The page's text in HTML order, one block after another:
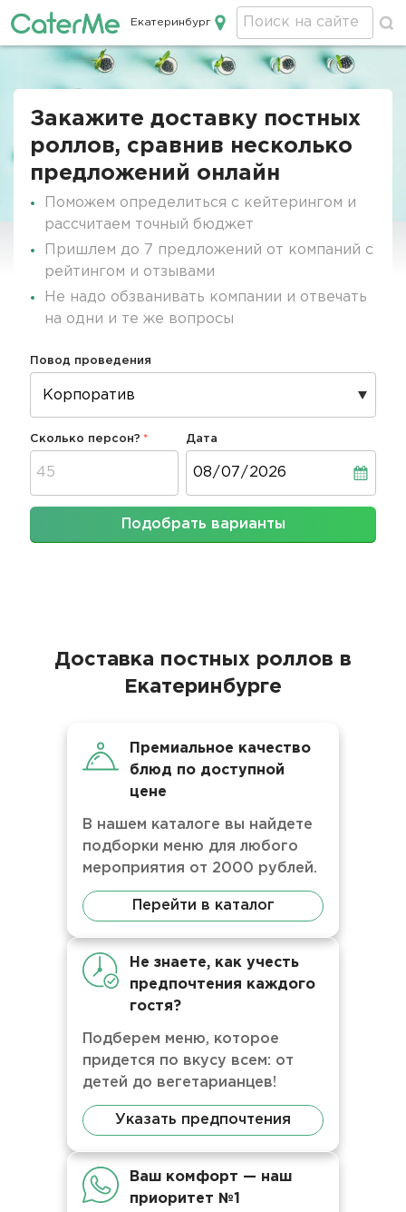
Кейтеринг в Екатеринбурге
Екатеринбург
Закажите доставку постных
роллов, сравнив несколько
предложений онлайн
Поможем определиться с кейтерингом и
рассчитаем точный бюджет
Пришлем до 7 предложений от компаний с
рейтингом и отзывами
Не надо обзванивать компании и отвечать
на одни и те же вопросы
Повод проведения
Сколько персон? Дата
Подобрать варианты
Доставка постных роллов в
Екатеринбурге
Премиальное качество
блюд по доступной
цене
В нашем каталоге вы найдете
подборки меню для любого
мероприятия от 2000 рублей.
Перейти в каталог
Не знаете, как учесть
предпочтения каждого
гостя?
Подберем меню, которое
придется по вкусу всем: от
детей до вегетарианцев!
Указать предпочтения
Ваш комфорт — наш
приоритет №1